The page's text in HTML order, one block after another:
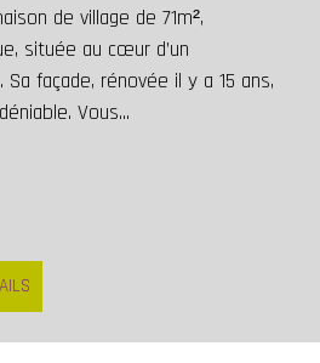
de village de 71m²,
située au cœur d’un
façade, rénovée il y a 15 ans,
Vous...